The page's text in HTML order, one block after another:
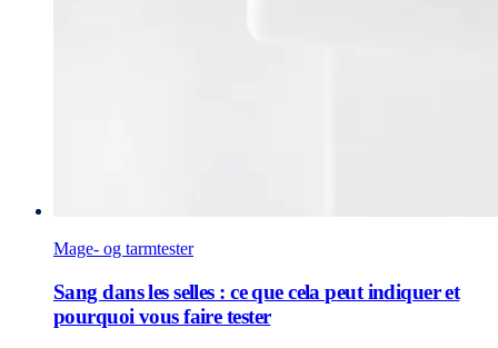
Mage- og tarmtester
Sang dans les selles : ce que cela peut indiquer et
pourquoi vous faire tester